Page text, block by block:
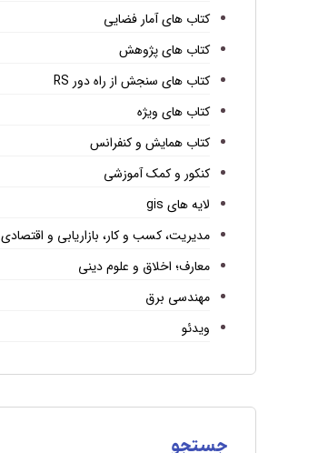
کتاب های آمار فضایی
کتاب های پژوهش
کتاب های سنجش از راه دور RS
کتاب های ویژه
کتاب همایش و کنفرانس
کنکور و کمک آموزشی
لایه های gis
مدیریت، کسب و کار، بازاریابی و اقتصادی
معارف؛ اخلاق و علوم دینی
مهندسی برق
ویدئو
جستجو